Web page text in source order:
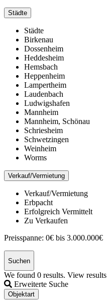
Städte
Städte
Birkenau
Dossenheim
Heddesheim
Hemsbach
Heppenheim
Lampertheim
Laudenbach
Ludwigshafen
Mannheim
Mannheim, Schönau
Schriesheim
Schwetzingen
Weinheim
Worms
Verkauf/Vermietung
Verkauf/Vermietung
Erbpacht
Erfolgreich Vermittelt
Zu Verkaufen
Preisspanne: 0€ bis 3.000.000€
Suchen
We found 0 results. View results
Erweiterte Suche
Objektart